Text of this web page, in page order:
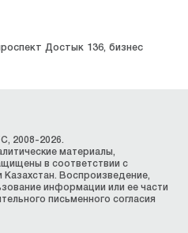
Достык 136, бизнес
2008-2026.
материалы,
в соответствии с
Казахстан. Воспроизведение,
информации или ее части
письменного согласия